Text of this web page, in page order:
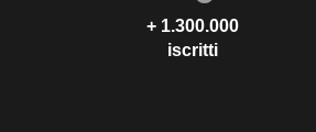
+ 1.300.000
iscritti